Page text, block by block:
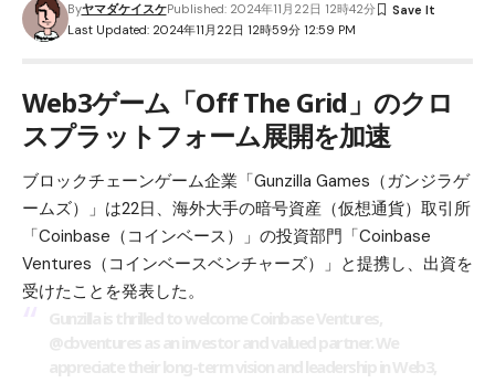
Last Updated: 2024年11月22日 12時59分 12:59 PM
ByヤマダケイスケPublished: 2024年11月22日 12時42分
Web3ゲーム「Off The Grid」のクロ
スプラットフォーム展開を加速
ブロックチェーンゲーム企業「Gunzilla Games（ガンジラゲ
ームズ）」は22日、海外大手の暗号資産（仮想通貨）取引所
「Coinbase（コインベース）」の投資部門「Coinbase
Ventures（コインベースベンチャーズ）」と提携し、出資を
受けたことを発表した。